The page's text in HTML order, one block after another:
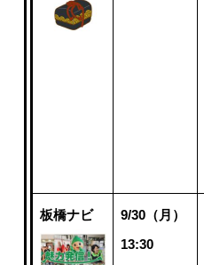
板橋ナビ
9/30（月）
13:30